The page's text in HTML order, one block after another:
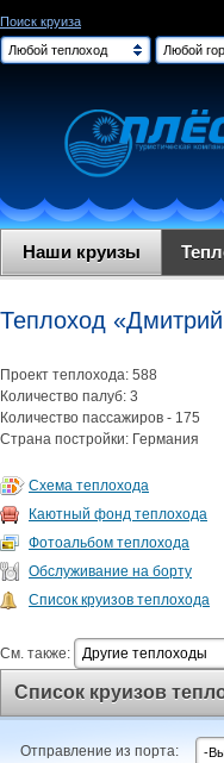
Поиск круиза
Любой теплоход
Любой
Наши круизы
Теплоход
Проект теплохода: 588
Количество палуб: 3
Количество пассажиров - 175
Страна постройки: Германия
Схема теплохода
Каютный фонд теплохода
Фотоальбом теплохода
Обслуживание на борту
Список круизов теплохода
См. также: Другие теплоходы
Список круизов
Отправление из порта: -